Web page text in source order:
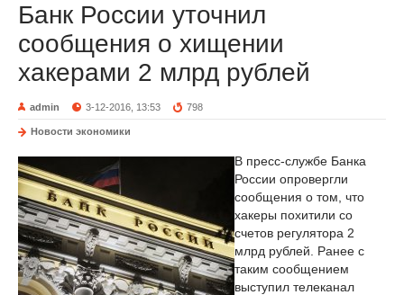
Банк России уточнил
сообщения о хищении
хакерами 2 млрд рублей
admin 3-12-2016, 13:53 798
Новости экономики
В пресс-службе Банка
России опровергли
сообщения о том, что
хакеры похитили со
счетов регулятора 2
млрд рублей. Ранее с
таким сообщением
выступил телеканал